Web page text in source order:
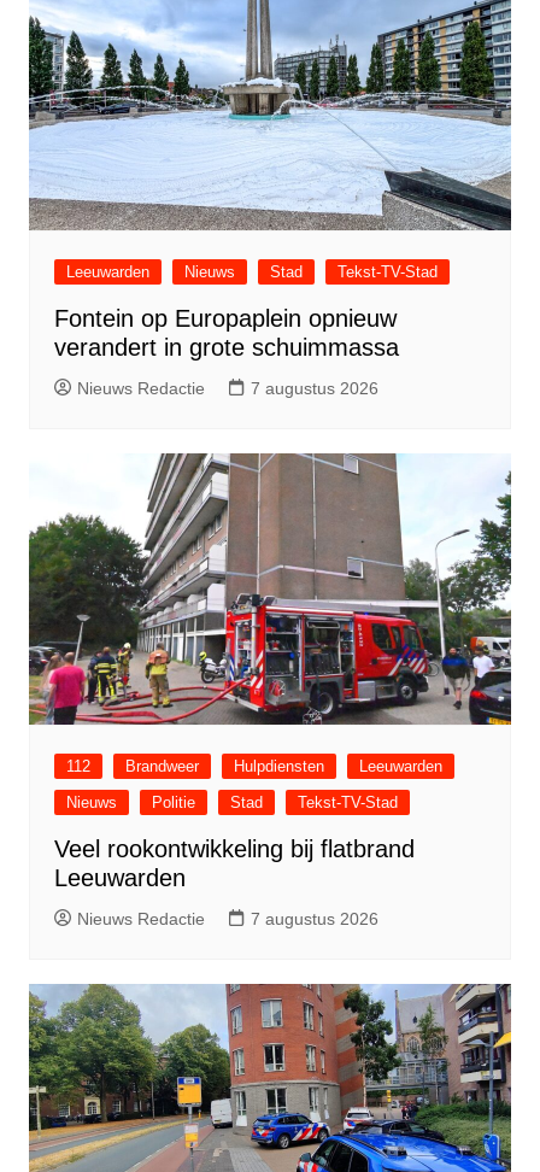
Leeuwarden Nieuws Stad Tekst-TV-Stad
Fontein op Europaplein opnieuw
verandert in grote schuimmassa
Nieuws Redactie 7 augustus 2026
112 Brandweer Hulpdiensten
Leeuwarden
Nieuws
Politie Stad Tekst-TV-Stad
Veel rookontwikkeling bij flatbrand
Leeuwarden
Nieuws Redactie 7 augustus 2026